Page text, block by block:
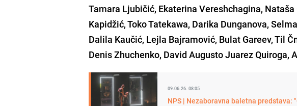
Tamara Ljubičić, Ekaterina Vereshchagina,
Kapidžić, Toko Tatekawa, Darika Dunganova,
Dalila Kaučić, Lejla Bajramović, Bulat Gareev, Til
Denis Zhuchenko, David Augusto Juarez Quiroga,
09.06.26. 08:05
NPS | Nezaboravna baletna predstava: